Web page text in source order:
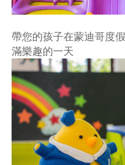
帶您的孩子在蒙迪哥度
滿樂趣的一天